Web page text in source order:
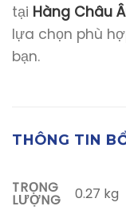
tại Hàng Châu
lựa chọn phù
bạn.
THÔNG TIN
TRỌNG
LƯỢNG
0.27 kg